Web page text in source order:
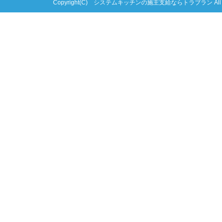
Copyright(C) システムキッチンの施主支給ならトラブラン